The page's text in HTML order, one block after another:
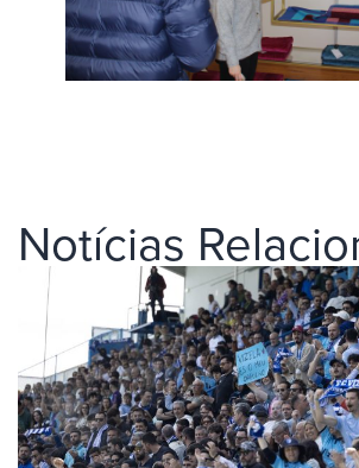
Notícias